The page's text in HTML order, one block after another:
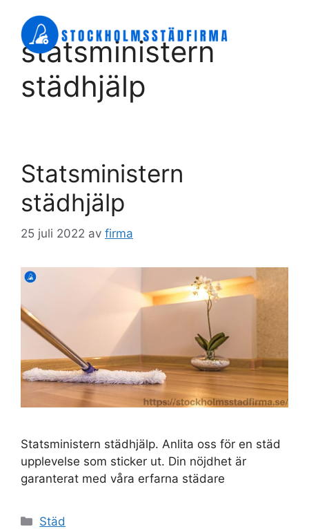
innehållstatsministern
städhjälp
Statsministern
städhjälp
25 juli 2022 av firma
Statsministern städhjälp. Anlita oss för en städ
upplevelse som sticker ut. Din nöjdhet är
garanterat med våra erfarna städare
Kategorier
Städ